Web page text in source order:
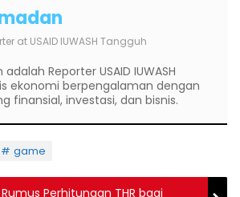
at USAID IUWASH Tangguh
Reporter USAID IUWASH
ekonomi berpengalaman dengan
finansial, investasi, dan bisnis.
game
Perhitungan THR bagi